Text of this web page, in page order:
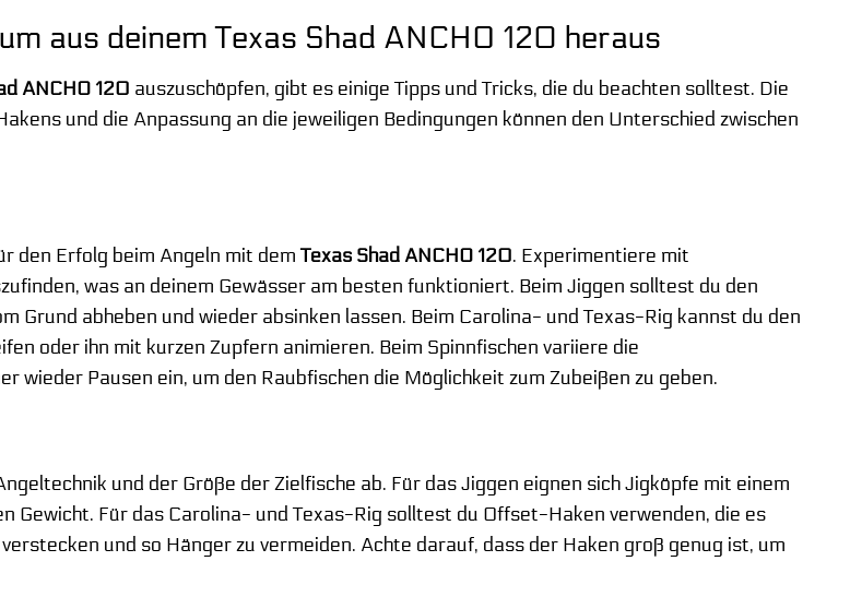
aus deinem Texas Shad ANCHO 120 heraus
ANCHO 120 auszuschöpfen, gibt es einige Tipps und Tricks, die du beachten solltest. Die
und die Anpassung an die jeweiligen Bedingungen können den Unterschied zwischen
den Erfolg beim Angeln mit demTexas Shad ANCHO 120. Experimentiere mit
was an deinem Gewässer am besten funktioniert. Beim Jiggen solltest du den
Grund abheben und wieder absinken lassen. Beim Carolina- und Texas-Rig kannst du den
oder ihn mit kurzen Zupfern animieren. Beim Spinnfischen variiere die
wieder Pausen ein, um den Raubfischen die Möglichkeit zum Zubeißen zu geben.
und der Größe der Zielfische ab. Für das Jiggen eignen sich Jigköpfe mit einem
Gewicht. Für das Carolina- und Texas-Rig solltest du Offset-Haken verwenden, die es
und so Hänger zu vermeiden. Achte darauf, dass der Haken groß genug ist, um